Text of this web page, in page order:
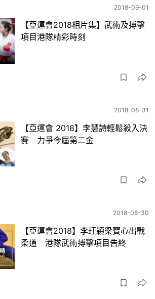
2018-09-01
【亞運會2018相片集】武術及搏擊
項目港隊精彩時刻
2018-08-31
【亞運會 2018】李慧詩輕鬆殺入決
賽 力爭今屆第二金
2018-08-30
【亞運會2018】李玨穎梁寶心出戰
柔道 港隊武術搏擊項目告終